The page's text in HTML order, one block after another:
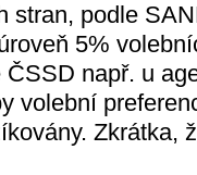
stran, podle
5%
např. u
volební
Zkrátka,